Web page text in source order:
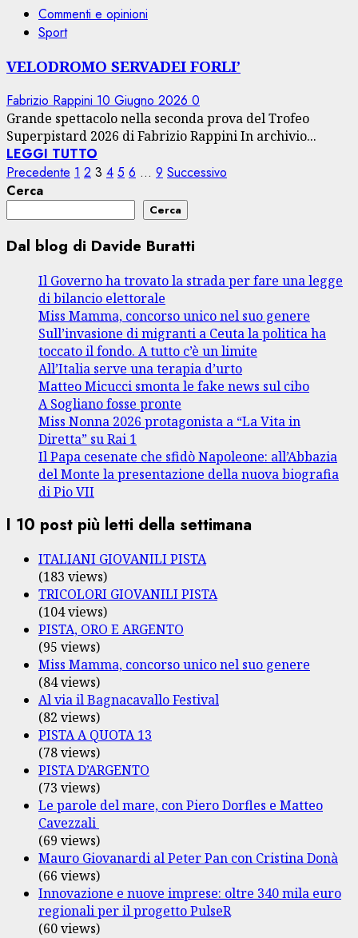
Commenti e opinioni
Sport
VELODROMO SERVADEI FORLI’
Fabrizio Rappini 10 Giugno 2026 0
Grande spettacolo nella seconda prova del Trofeo
Superpistard 2026 di Fabrizio Rappini In archivio...
LEGGI TUTTO
Paginazione
degli
articoli
Precedente 1 2 3 4 5 6 … 9 Successivo
Cerca
Cerca
Dal blog di Davide Buratti
Il Governo ha trovato la strada per fare una legge
di bilancio elettorale
Miss Mamma, concorso unico nel suo genere
Sull’invasione di migranti a Ceuta la politica ha
toccato il fondo. A tutto c’è un limite
All’Italia serve una terapia d’urto
Matteo Micucci smonta le fake news sul cibo
A Sogliano fosse pronte
Miss Nonna 2026 protagonista a “La Vita in
Diretta” su Rai 1
Il Papa cesenate che sfidò Napoleone: all’Abbazia
del Monte la presentazione della nuova biografia
di Pio VII
I 10 post più letti della settimana
ITALIANI GIOVANILI PISTA
(183 views)
TRICOLORI GIOVANILI PISTA
(104 views)
PISTA, ORO E ARGENTO
(95 views)
Miss Mamma, concorso unico nel suo genere
(84 views)
Al via il Bagnacavallo Festival
(82 views)
PISTA A QUOTA 13
(78 views)
PISTA D’ARGENTO
(73 views)
Le parole del mare, con Piero Dorfles e Matteo
Cavezzali
(69 views)
Mauro Giovanardi al Peter Pan con Cristina Donà
(66 views)
Innovazione e nuove imprese: oltre 340 mila euro
regionali per il progetto PulseR
(60 views)